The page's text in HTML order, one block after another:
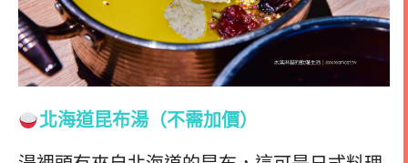
北海道昆布湯（不需加價）